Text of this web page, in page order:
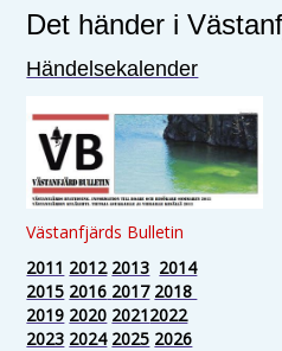
Det händer i
Händelsekalender
Västanfjärds Bulletin
2011 2012 2013 2014
2015 2016 2017 2018
2019 2020 20212022
2023 2024 2025 2026